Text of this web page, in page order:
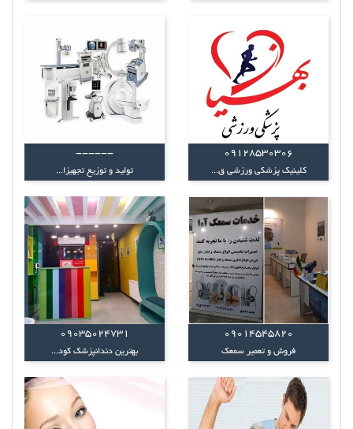
09128530306
کلینیک پزشکی ورزشی ق...
------
تولید و توزیع تجهیزا...
09014545820
فروش و تعمیر سمعک
09035024731
بهترین دندانپزشک کود...